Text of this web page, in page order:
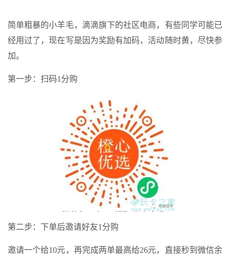
简单粗暴的小羊毛，滴滴旗下的社区电商，有些同学可能已
经用过了，现在写是因为奖励有加码，活动随时黄，尽快参
加。
第一步：扫码1分购
第二步：下单后邀请好友1分购
邀请一个给10元，再完成两单最高给26元，直接秒到微信余